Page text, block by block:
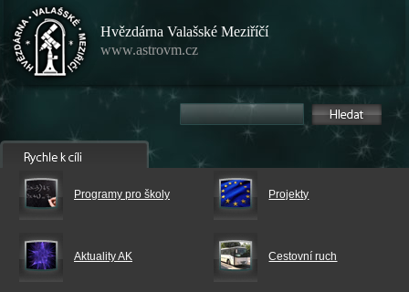
Hvězdárna Valašské Meziříčí
www.astrovm.cz
Programy pro školy Projekty
Aktuality AK Cestovní ruch